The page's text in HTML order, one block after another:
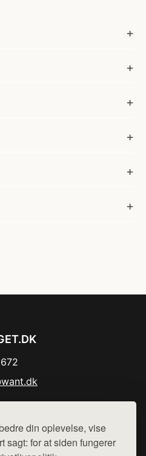
din oplevelse, vise
sagt: for at siden fungerer